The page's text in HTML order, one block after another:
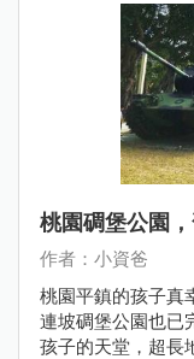
桃園碉堡公園
作者：小資爸
桃園平鎮的孩子真
連坡碉堡公園也已
孩子的天堂，超長